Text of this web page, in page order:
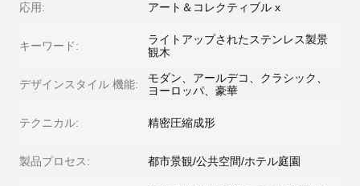
応用: アート＆コレクティブル x
キーワード:
ライトアップされたステンレス製景
観木
デザインスタイル 機能:
モダン、アールデコ、クラシック、
ヨーロッパ、豪華
テクニカル: 精密圧縮成形
製品プロセス: 都市景観/公共空間/ホテル庭園